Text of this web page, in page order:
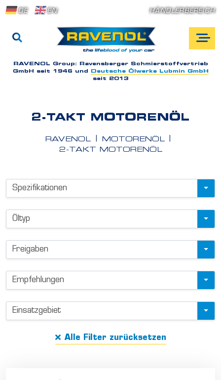
DE EN HÄNDLERBEREICH
RAVENOL Group: Ravensberger Schmierstoffvertrieb
GmbH seit 1946 und
Deutsche Ölwerke Lubmin GmbH
seit 2013
2-TAKT MOTORENÖL
RAVENOL
MOTORENÖL
2-TAKT MOTORENÖL
P
r
o
d
u
t
t
Spezifikationen
Öltyp
Freigaben
Empfehlungen
Einsatzgebiet
Alle Filter zurücksetzen